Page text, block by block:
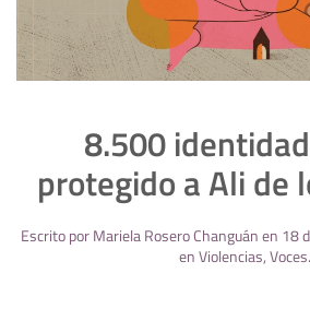
8.500
protegido a Ali de
Escrito porMariela Rosero Changuánen 18
enViolencias,Voces.